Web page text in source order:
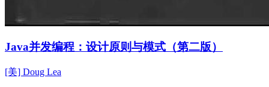
Java并发编程：设计原则与模式（第二版）
[美] Doug Lea